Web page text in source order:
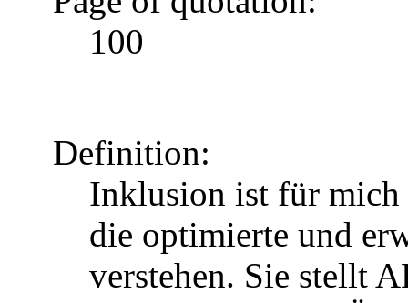
100
Definition:
Inklusion ist für mich
die optimierte und
verstehen. Sie stellt